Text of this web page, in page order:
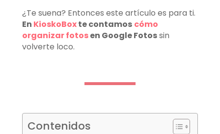
¿Te suena? Entonces este artículo es para ti.
En KioskoBoxte contamos cómo
organizar fotosen Google Fotossin
volverte loco.
Contenidos